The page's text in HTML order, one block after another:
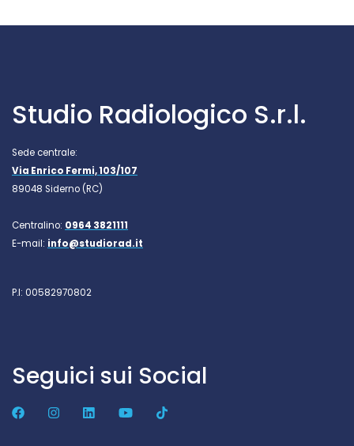
Studio Radiologico S.r.l.
Sede centrale:
Via Enrico Fermi, 103/107
89048 Siderno (RC)
Centralino: 0964 3821111
E-mail: info@studiorad.it
P.I: 00582970802
Seguici sui Social